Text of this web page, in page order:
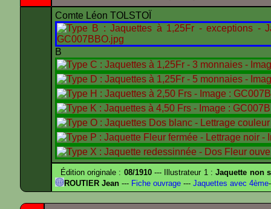
Comte Léon TOLSTOÏ
B
Édition originale : 08/1910--- Illustrateur 1 :Jaquette non
ROUTIER Jean --- Fiche ouvrage --- Jaquettes avec 4ème